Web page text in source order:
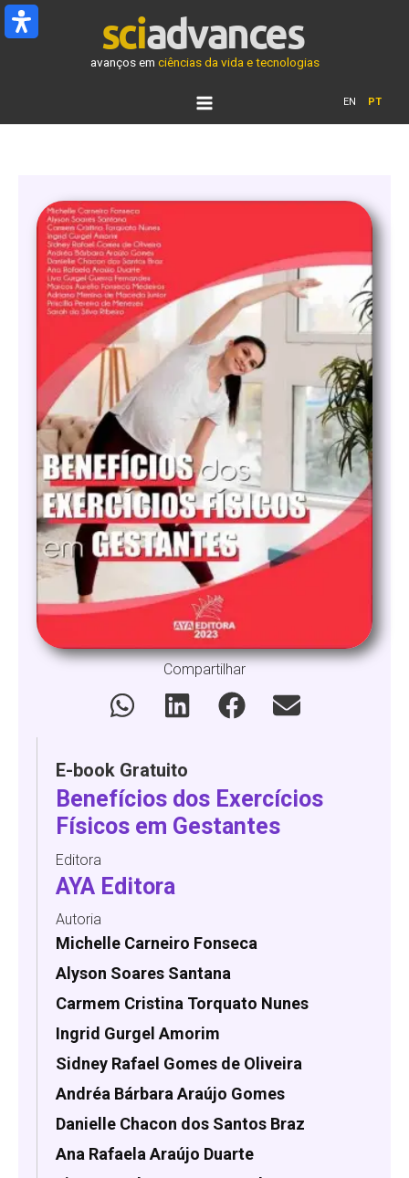
Ir
para
avanços em ciências da vida e tecnologias
EN PT
Compartilhar
E-book Gratuito
Benefícios dos Exercícios
Físicos em Gestantes
Editora
AYA Editora
Autoria
Michelle Carneiro Fonseca
Alyson Soares Santana
Carmem Cristina Torquato Nunes
Ingrid Gurgel Amorim
Sidney Rafael Gomes de Oliveira
Andréa Bárbara Araújo Gomes
Danielle Chacon dos Santos Braz
Ana Rafaela Araújo Duarte